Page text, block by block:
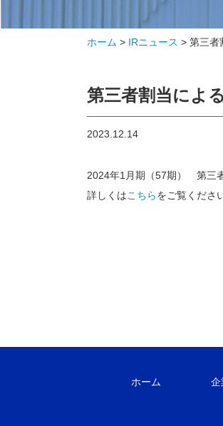
ホーム > IRニュース > 第三者
第三者割当によ
2023.12.14
2024年1月期（57期） 第三
詳しくはこちらをご覧くださ
ホーム 企